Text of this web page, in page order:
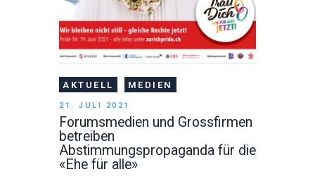
AKTUELL MEDIEN
21. JULI 2021
Forumsmedien und Grossfirmen
betreiben
Abstimmungspropaganda für die
«Ehe für alle»